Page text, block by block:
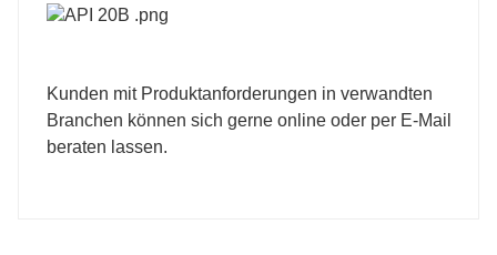
Kunden mit Produktanforderungen in verwandten
Branchen können sich gerne online oder per E-Mail
beraten lassen.